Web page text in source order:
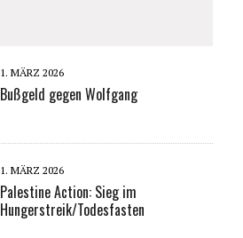
1. MÄRZ 2026
Bußgeld gegen Wolfgang
1. MÄRZ 2026
Palestine Action: Sieg im
Hungerstreik/Todesfasten